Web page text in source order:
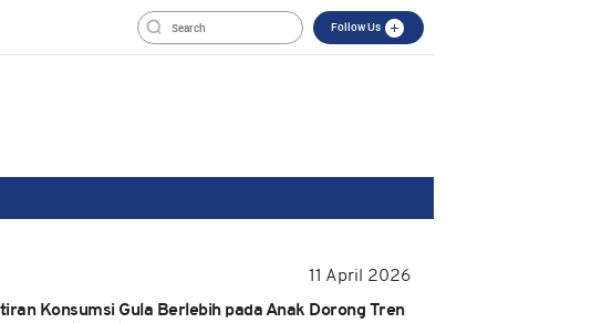
Follow Us
11 April 2026
Konsumsi Gula Berlebih pada Anak Dorong Tren